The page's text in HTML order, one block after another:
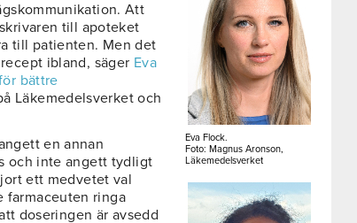
Eva Flock.
Foto: Magnus Aronson,
Läkemedelsverket
Att
till apoteket
till patienten. Men det
ibland, säger Eva
bättre
Läkemedelsverket och
en annan
och inte angett tydligt
ett medvetet val
farmaceuten ringa
doseringen är avsedd